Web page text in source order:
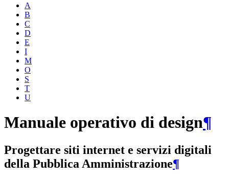
A
B
C
D
E
I
M
O
S
T
U
Manuale operativo di design¶
Progettare siti internet e servizi digitali
della Pubblica Amministrazione¶